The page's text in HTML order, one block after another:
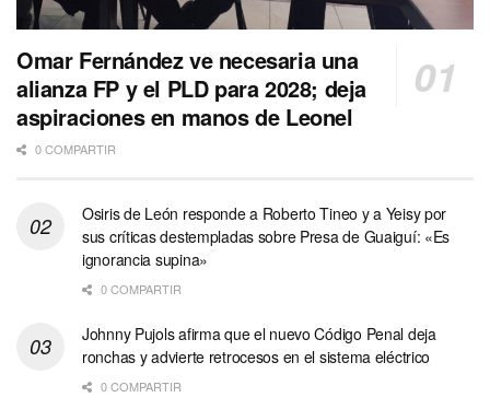
Omar Fernández ve necesaria una
alianza FP y el PLD para 2028; deja
aspiraciones en manos de Leonel
0 COMPARTIR
Osiris de León responde a Roberto Tineo y a Yeisy por
sus críticas destempladas sobre Presa de Guaiguí: «Es
ignorancia supina»
0 COMPARTIR
Johnny Pujols afirma que el nuevo Código Penal deja
ronchas y advierte retrocesos en el sistema eléctrico
0 COMPARTIR